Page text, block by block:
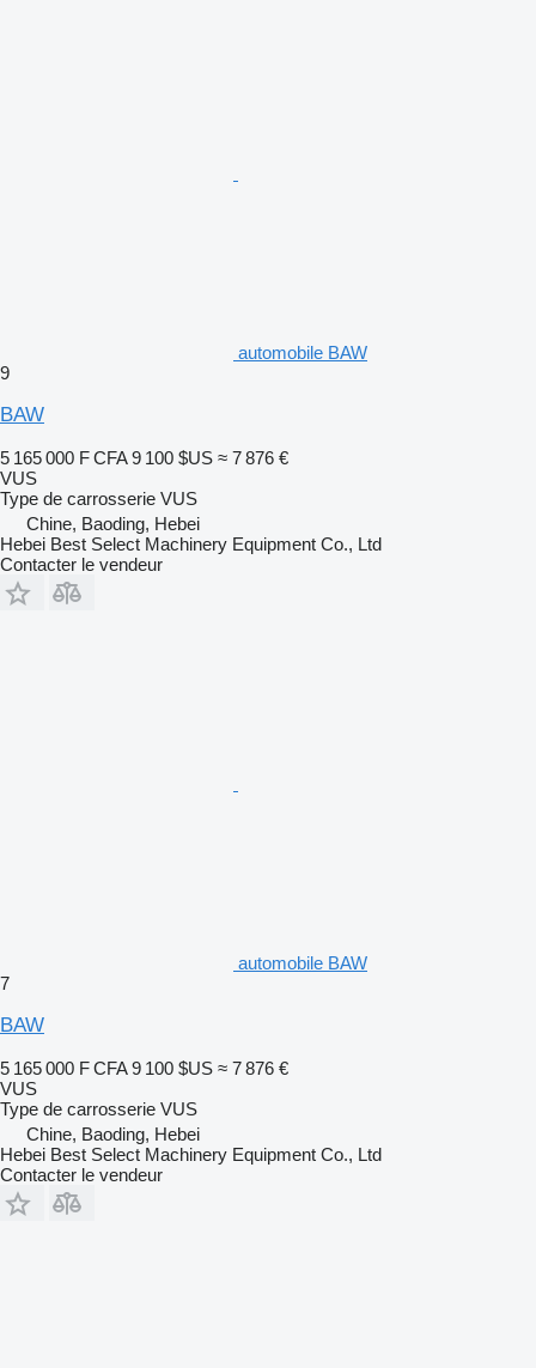
automobile BAW
9
BAW
5 165 000 F CFA 9 100 $US ≈ 7 876 €
VUS
Type de carrosserie VUS
Chine, Baoding, Hebei
Hebei Best Select Machinery Equipment Co., Ltd
Contacter le vendeur
automobile BAW
7
BAW
5 165 000 F CFA 9 100 $US ≈ 7 876 €
VUS
Type de carrosserie VUS
Chine, Baoding, Hebei
Hebei Best Select Machinery Equipment Co., Ltd
Contacter le vendeur